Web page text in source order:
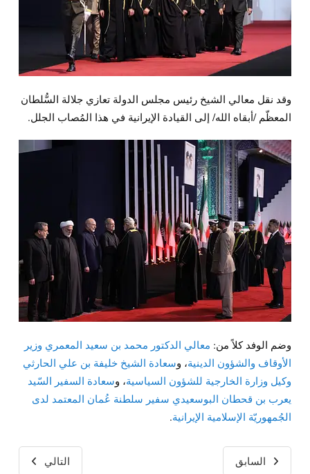
وقد نقل معالي الشيخ رئيس مجلس الدولة تعازي جلالة السُّلطان
المعظّم /أبقاه الله/ إلى القيادة الإيرانية في هذا المُصاب الجلل.
وضم الوفد كلاً من: معالي الدكتور محمد بن سعيد المعمري وزير
الأوقاف والشؤون الدينية، وسعادة الشيخ خليفة بن علي الحارثي
وكيل وزارة الخارجية للشؤون السياسية، وسعادة السفير السّيد
يعرب بن قحطان البوسعيدي سفير سلطنة عُمان المعتمد لدى
الجُمهوريّة الإسلامية الإيرانية.
السابق التالي